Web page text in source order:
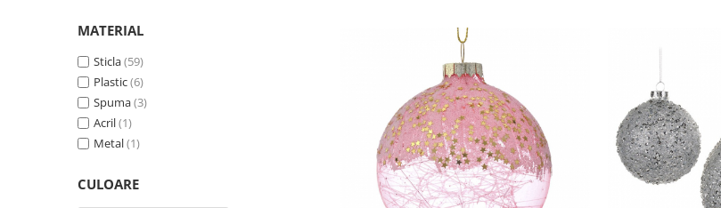
Brazi de lux
Brazi în stil scandinav
Figurine si decoratiuni pentru brad
Flori pentru brad
Varf de brad
Fundite pentru brad
Orasele de Craciun animate
Suport pentru brad si accesorii
MATERIAL
Sticla(59)
Plastic(6)
Spuma(3)
Acril(1)
Metal(1)
CULOARE